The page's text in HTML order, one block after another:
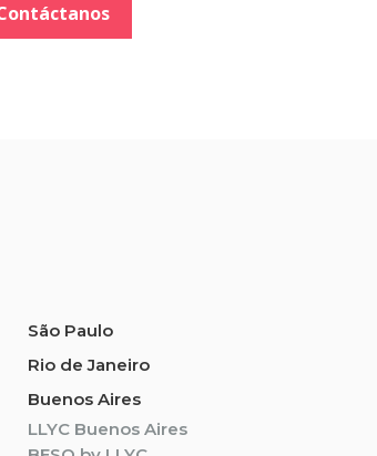
São Paulo
Rio de Janeiro
Buenos Aires
LLYC Buenos Aires